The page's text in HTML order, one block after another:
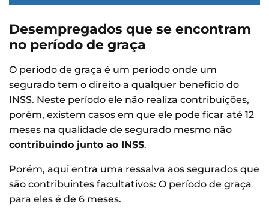
Desempregados que se encontram
no período de graça
O período de graça é um período onde um
segurado tem o direito a qualquer benefício do
INSS. Neste período ele não realiza contribuições,
porém, existem casos em que ele pode ficar até 12
meses na qualidade de segurado mesmo não
contribuindo junto ao INSS.
Porém, aqui entra uma ressalva aos segurados que
são contribuintes facultativos: O período de graça
para eles é de 6 meses.